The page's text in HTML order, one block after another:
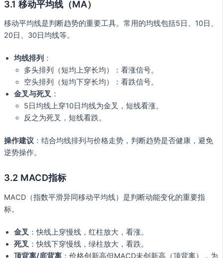
3.1 移动平均线（MA）
移动平均线是判断趋势的重要工具。常用的均线包括5日、10日、
20日、30日均线等。
均线排列 ：
多头排列（短均上穿长均）：看涨信号。
空头排列（短均下穿长均）：看跌信号。
金叉与死叉 ：
5日均线上穿10日均线为金叉，短线看涨。
反之为死叉，短线看跌。
操作建议 ：结合均线排列与价格走势，判断趋势是否健康，避免
逆势操作。
3.2 MACD指标
MACD（指数平滑异同移动平均线）是判断动能变化的重要指
标。
金叉 ：快线上穿慢线，红柱放大，看涨。
死叉 ：快线下穿慢线，绿柱放大，看跌。
顶背离/底背离 ：价格创新高但MACD未创新高（顶背离），为